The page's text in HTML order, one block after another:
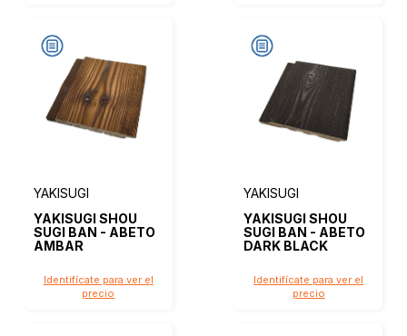
YAKISUGI
YAKISUGI SHOU
SUGI BAN - ABETO
AMBAR
Identifícate para ver el
precio
YAKISUGI
YAKISUGI SHOU
SUGI BAN - ABETO
DARK BLACK
Identifícate para ver el
precio